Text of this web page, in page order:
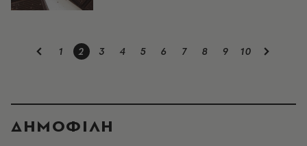
1 2 3 4 5 6 7 8 9 10
ΔΗΜΟΦΙΛΗ